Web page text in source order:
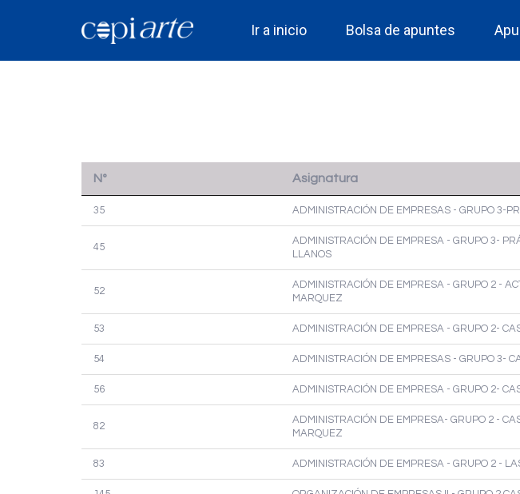
Ir a inicio Bolsa de apuntes
Nº Asignatura
35 ADMINISTRACIÓN DE EMPRESAS - GRUPO 3-
45
ADMINISTRACIÓN DE EMPRESA - GRUPO 3-
LLANOS
52
ADMINISTRACIÓN DE EMPRESA - GRUPO 2 -
MARQUEZ
53 ADMINISTRACIÓN DE EMPRESA - GRUPO 2-
54 ADMINISTRACIÓN DE EMPRESAS - GRUPO 3-
56 ADMINISTRACIÓN DE EMPRESA - GRUPO 2-
82
ADMINISTRACIÓN DE EMPRESA- GRUPO 2 -
MARQUEZ
83 ADMINISTRACIÓN DE EMPRESA - GRUPO 2 -